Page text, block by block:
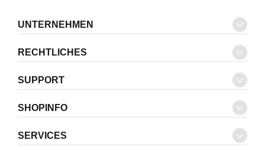
UNTERNEHMEN
RECHTLICHES
SUPPORT
SHOPINFO
SERVICES